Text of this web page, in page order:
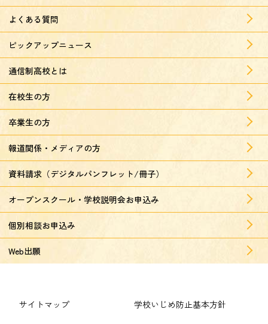
よくある質問
ピックアップニュース
通信制高校とは
在校生の方
卒業生の方
報道関係・メディアの方
資料請求（デジタルパンフレット/冊子）
オープンスクール・学校説明会お申込み
個別相談お申込み
Web出願
サイトマップ 学校いじめ防止基本方針